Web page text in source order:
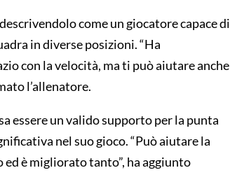
come un giocatore capace di
in diverse posizioni. “Ha
con la velocità, ma ti può aiutare anche
l’allenatore.
essere un valido supporto per la punta
nel suo gioco. “Può aiutare la
è migliorato tanto”, ha aggiunto